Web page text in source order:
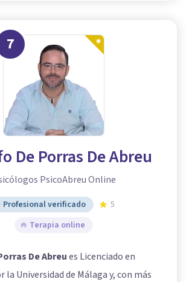
7
De Porras De Abreu
PsicoAbreu Online
Profesional verificado
5
Terapia online
De Abreues Licenciado en
la Universidad de Málaga y, con más